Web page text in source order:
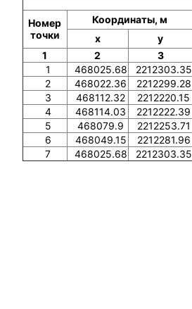
Номер
точки
Координаты, м
x
y
1
2 3
1
468025.68 2212303.35
2
468022.36 2212299.28
3
468112.32 2212220.15
4
468114.03 2212222.39
5
468079.9 2212253.71
6
468049.15 2212281.96
7
468025.68 2212303.35